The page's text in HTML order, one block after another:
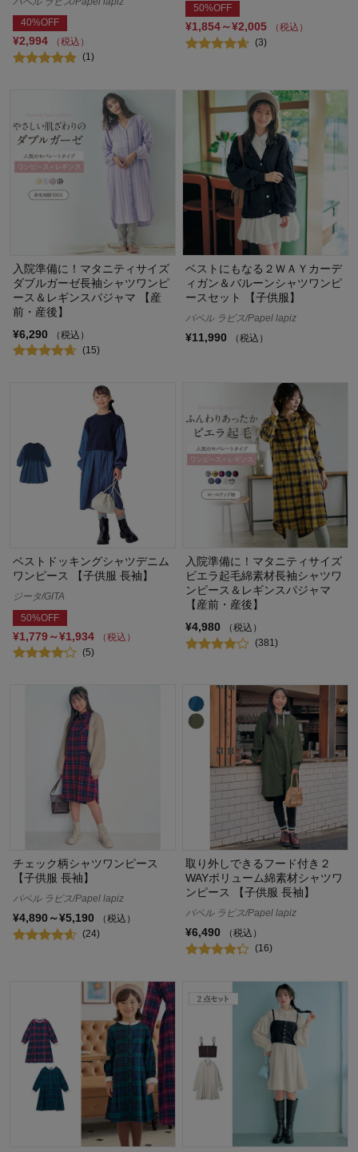
40%OFF
¥2,994
（税込）
(1)
50%OFF
¥1,854～¥2,005
（税込）
(3)
入院準備に！マタニティサイズ
ダブルガーゼ長袖シャツワンピ
ース＆レギンスパジャマ 【産
前・産後】
¥6,290
（税込）
(15)
ベストにもなる２ＷＡＹカーデ
ィガン＆バルーンシャツワンピ
ースセット 【子供服】
パペル ラピス/Papel lapiz
¥11,990 （税込）
ベストドッキングシャツデニム
ワンピース 【子供服 長袖】
ジータ/GITA
50%OFF
¥1,779～¥1,934
（税込）
(5)
入院準備に！マタニティサイズ
ビエラ起毛綿素材長袖シャツワ
ンピース＆レギンスパジャマ
【産前・産後】
¥4,980
（税込）
(381)
チェック柄シャツワンピース
【子供服 長袖】
パペル ラピス/Papel lapiz
¥4,890～¥5,190
（税込）
(24)
取り外しできるフード付き２
WAYボリューム綿素材シャツワ
ンピース 【子供服 長袖】
パペル ラピス/Papel lapiz
¥6,490
（税込）
(16)